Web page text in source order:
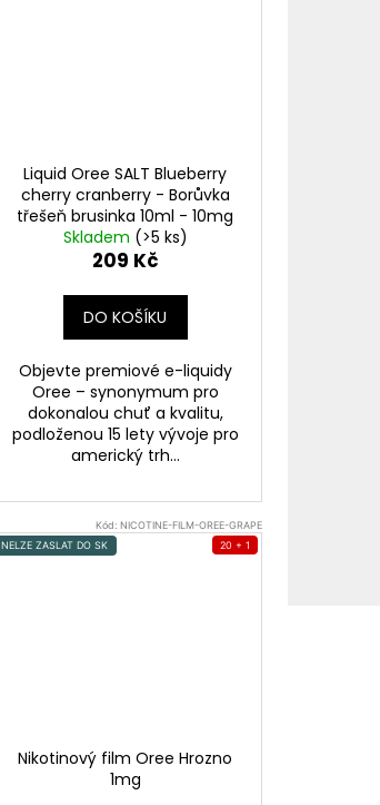
Liquid Oree SALT Blueberry
cherry cranberry - Borůvka
třešeň brusinka 10ml - 10mg
Skladem (>5 ks)
209 Kč
DO KOŠÍKU
Objevte premiové e-liquidy
Oree – synonymum pro
dokonalou chuť a kvalitu,
podloženou 15 lety vývoje pro
americký trh...
Kód: NICOTINE-FILM-OREE-GRAPE
NELZE ZASLAT DO SK
20 + 1
Nikotinový film Oree Hrozno
1mg